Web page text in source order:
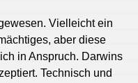
Vielleicht ein
aber diese
in Anspruch. Darwins
Technisch und